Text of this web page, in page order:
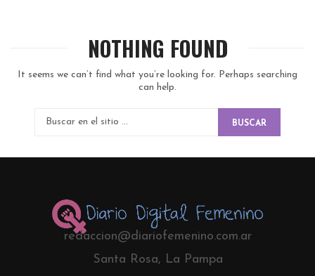
NOTHING FOUND
It seems we can’t find what you’re looking for. Perhaps searching
can help.
BUSCAR
redaccion@diariofemenino.com.ar
Santa Rosa, La Pampa